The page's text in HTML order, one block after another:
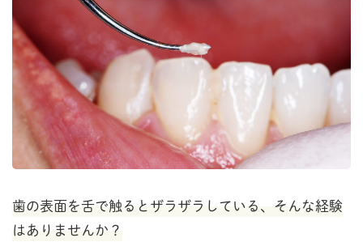
歯の表面を舌で触るとザラザラしている、そんな経験
はありませんか？